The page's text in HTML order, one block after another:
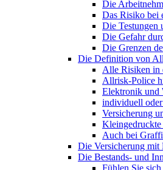
Die
Das Risiko bei
Die Testungen
Die Gefahr
Die Grenzen
Die Definition von
Alle Risiken in
Allrisk-Police
Elektronik und
individuell
Versicherung
Kleingedruckte
Auch bei
Die Versicherung mit
Die Bestands- und
Fühlen Sie